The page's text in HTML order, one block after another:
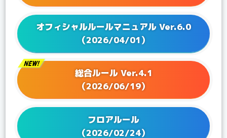
2025/06/25
2025/06/13 Q&Aを更新！
Q&Aを更新！
2025/04/04 Q&Aを更新！
Q&Aを更新！
Q&Aを更新！
2025/01/24 Q&Aを更新！
Q&Aを更新！
Q&Aを更新！
オフィシャルルールマニュアル Ver.6.0
（2026/04/01）
総合ルール Ver.4.1
（2026/06/19）
フロアルール
（2026/02/24）